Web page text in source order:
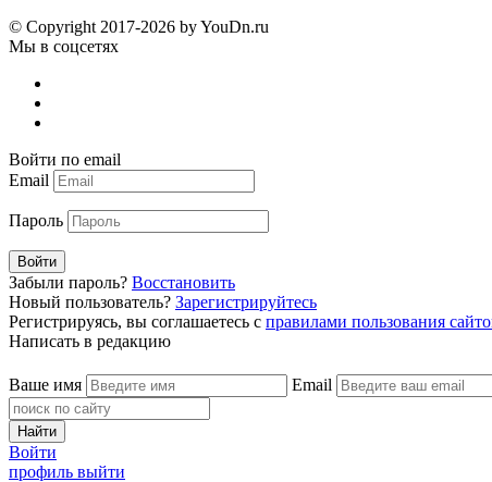
© Copyright 2017-2026 by YouDn.ru
Мы в соцсетях
Войти по email
Email
Пароль
Войти
Забыли пароль? Восстановить
Новый пользователь? Зарегистрируйтесь
Регистрируясь, вы соглашаетесь с правилами пользования
Написать в редакцию
Ваше имя Email
Найти
Войти
профиль выйти